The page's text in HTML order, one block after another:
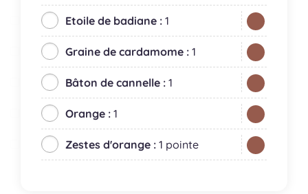
Etoile de badiane : 1
Graine de cardamome : 1
Bâton de cannelle : 1
Orange : 1
Zestes d'orange : 1 pointe